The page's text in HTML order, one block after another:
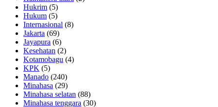
Hukrim (5)
Hukum (5)
Internasional (8)
Jakarta (69)
Jayapura (6)
Kesehatan (2)
Kotamobagu (4)
KPK (5)
Manado (240)
Minahasa (29)
Minahasa selatan (88)
Minahasa tenggara (30)